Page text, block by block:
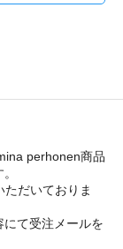
perhonen商品
だいておりま
て受注メールを